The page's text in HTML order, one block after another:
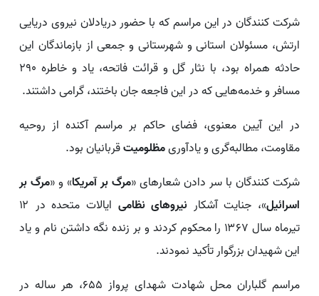
شرکت کنندگان در این مراسم که با حضور دریادلان نیروی دریایی
ارتش، مسئولان استانی و شهرستانی و جمعی از بازماندگان این
حادثه همراه بود، با نثار گل و قرائت فاتحه، یاد و خاطره ۲۹۰
مسافر و خدمه‌هایی که در این فاجعه جان باختند، گرامی داشتند.
در این آیین معنوی، فضای حاکم بر مراسم آکنده از روحیه
مقاومت، مطالبه‌گری و یادآوریمظلومیتقربانیان بود.
شرکت کنندگان با سر دادن شعارهای «مرگ بر آمریکا» و «مرگ بر
اسرائیل»، جنایت آشکار نیروهای نظامی
ایالات متحده در ۱۲
تیرماه سال ۱۳۶۷ را محکوم کردند و بر زنده نگه داشتن نام و یاد
این شهیدان بزرگوار تأکید نمودند.
مراسم گلباران محل شهادت شهدای پرواز ۶۵۵، هر ساله در